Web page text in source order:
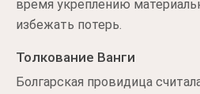
время укреплению
избежать потерь.
Толкование Ванги
Болгарская провидица